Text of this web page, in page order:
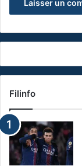
Filinfo